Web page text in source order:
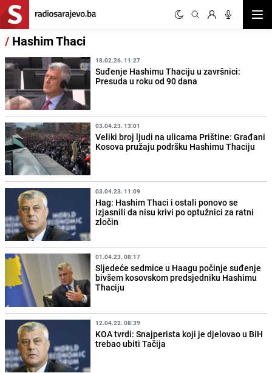
/ Hashim Thaci
18.02.26. 11:27
Suđenje Hashimu Thaciju u završnici:
Presuda u roku od 90 dana
03.04.23. 13:01
Veliki broj ljudi na ulicama Prištine: Građani
Kosova pružaju podršku Hashimu Thaciju
03.04.23. 11:09
Hag: Hashim Thaci i ostali ponovo se
izjasnili da nisu krivi po optužnici za ratni
zločin
01.04.23. 08:17
Sljedeće sedmice u Haagu počinje suđenje
bivšem kosovskom predsjedniku Hashimu
Thaciju
12.04.22. 08:39
KOA tvrdi: Snajperista koji je djelovao u BiH
trebao ubiti Tačija